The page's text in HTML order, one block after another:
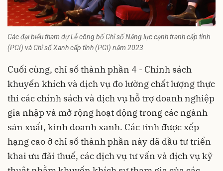
Các đại biểu tham dự Lễ công bố Chỉ số Năng lực cạnh tranh cấp tỉnh
(PCI) và Chỉ số Xanh cấp tỉnh (PGI) năm 2023
Cuối cùng, chỉ số thành phần 4 - Chính sách
khuyến khích và dịch vụ đo lường chất lượng thực
thi các chính sách và dịch vụ hỗ trợ doanh nghiệp
gia nhập và mở rộng hoạt động trong các ngành
sản xuất, kinh doanh xanh. Các tỉnh được xếp
hạng cao ở chỉ số thành phần này đã đầu tư triển
khai ưu đãi thuế, các dịch vụ tư vấn và dịch vụ kỹ